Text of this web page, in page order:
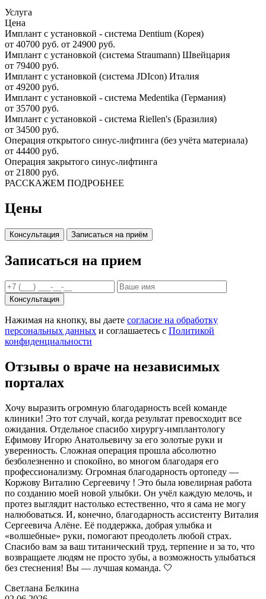
Услуга
Цена
Имплант с установкой - система Dentium (Корея)
от 40700 руб. от 24900 руб.
Имплант с установкой (система Straumann) Швейцария
от 79400 руб.
Имплант с установкой (система JDIcon) Италия
от 49200 руб.
Имплант с установкой - система Medentika (Германия)
от 35700 руб.
Имплант с установкой - система Riellen's (Бразилия)
от 34500 руб.
Операция открытого синус-лифтинга (без учёта материала)
от 44400 руб.
Операция закрытого синус-лифтинга
от 21800 руб.
РАССКАЖЕМ ПОДРОБНЕЕ
Цены
Консультация Записаться на приём
Записаться на прием
Консультация
Нажимая на кнопку, вы даете согласие на обработку
персональных данных и соглашаетесь c Политикой
конфиденциальности
Отзывы о враче на независимых
порталах
Хочу выразить огромную благодарность всей команде
клиники! Это тот случай, когда результат превосходит все
ожидания. Отдельное спасибо хирургу-имплантологу
Ефимову Игорю Анатольевичу за его золотые руки и
уверенность. Сложная операция прошла абсолютно
безболезненно и спокойно, во многом благодаря его
профессионализму. Огромная благодарность ортопеду —
Коржову Виталию Сергеевичу ! Это была ювелирная работа
по созданию моей новой улыбки. Он учёл каждую мелочь, и
протез выглядит настолько естественно, что я сама не могу
налюбоваться. И, конечно, благодарность ассистенту Виталия
Сергеевича Алёне. Её поддержка, добрая улыбка и
«волшебные» руки, помогают преодолеть любой страх.
Спасибо вам за ваш титанический труд, терпение и за то, что
возвращаете людям не просто зубы, а возможность улыбаться
без стеснения! Вы — лучшая команда. 🤍
Светлана Белкина